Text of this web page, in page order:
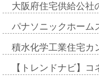
大阪府住宅供給公
パナソニックホー
積水化学工業住宅
【トレンドナビ】